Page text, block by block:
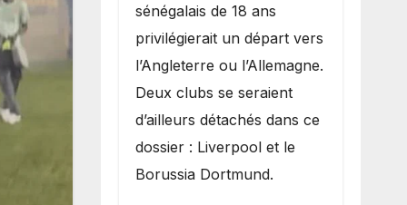
sénégalais de 18 ans
privilégierait un départ vers
l’Angleterre ou l’Allemagne.
Deux clubs se seraient
d’ailleurs détachés dans ce
dossier : Liverpool et le
Borussia Dortmund.